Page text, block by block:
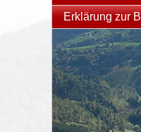
Erklärung zur